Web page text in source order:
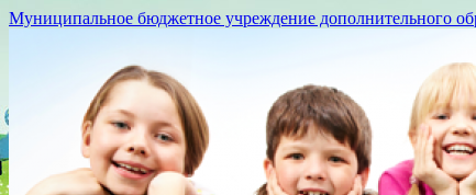
Муниципальное бюджетное учреждение дополнительного